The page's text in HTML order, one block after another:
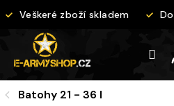
na Veškeré zboží skladem
Batohy 21 - 36 l